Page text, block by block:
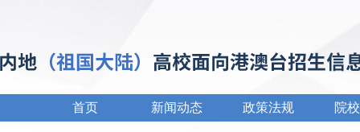
首页 新闻动态 政策法规 院